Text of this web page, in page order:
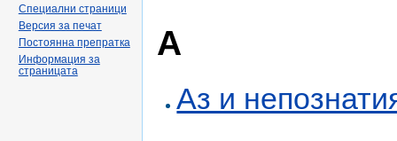
А
Аз и
Специални страници
Версия за печат
Постоянна препратка
Информация за
страницата